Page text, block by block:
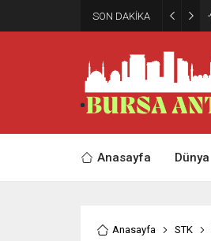
SON DAKİKA
Anasayfa Dünya
Anasayfa STK